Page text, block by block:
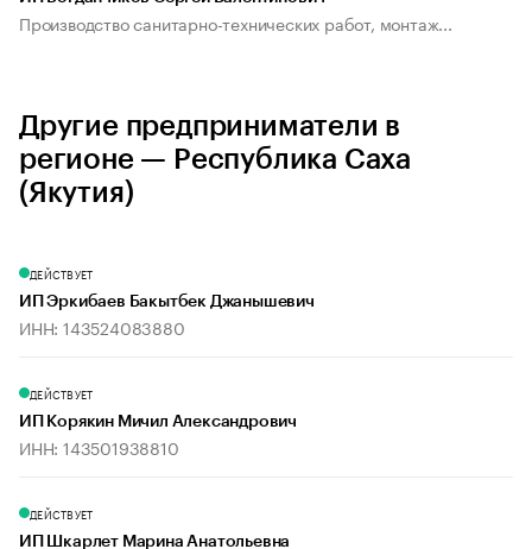
Производство санитарно-технических работ, монтаж...
Другие предприниматели в
регионе — Республика Саха
(Якутия)
ДЕЙСТВУЕТ
ИП Эркибаев Бакытбек Джанышевич
ИНН: 143524083880
ДЕЙСТВУЕТ
ИП Корякин Мичил Александрович
ИНН: 143501938810
ДЕЙСТВУЕТ
ИП Шкарлет Марина Анатольевна